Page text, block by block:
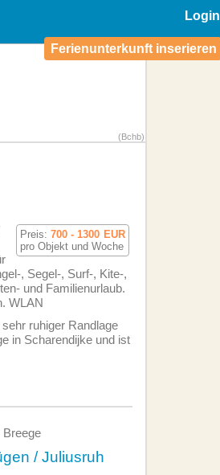
Login
Ferienunterkunft inserieren
(Bchb)
Preis: 700 - 1300 EUR
pro Objekt und Woche
, Segel-, Surf-, Kite-,
und Familienurlaub.
WLAN
ruhiger Randlage
in Scharendijke und ist
Breege
/ Juliusruh